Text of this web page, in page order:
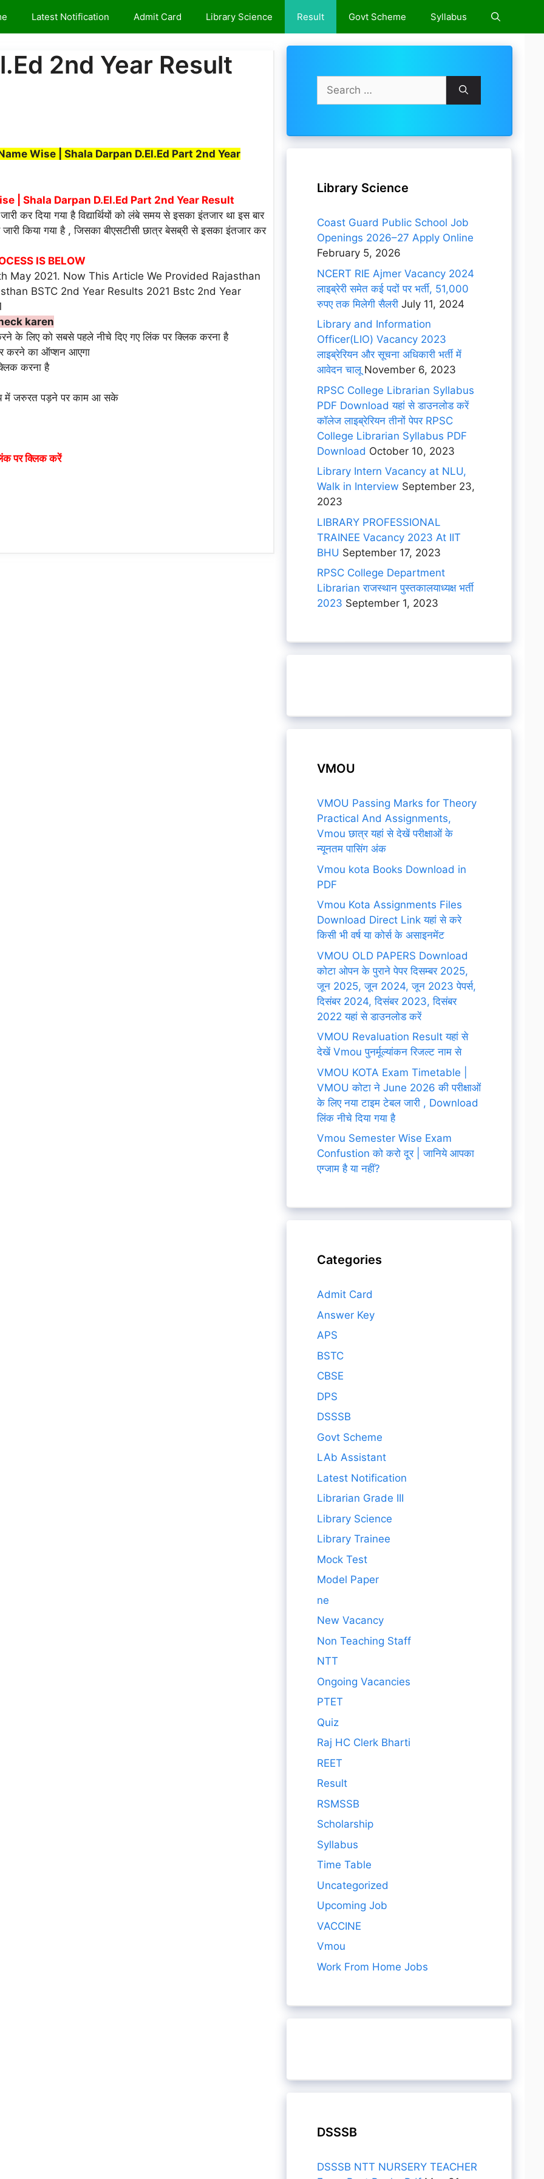
Latest Notification Admit Card Library Science Result Govt Scheme Syllabus
2nd Year Result
Wise | Shala Darpan D.El.Ed Part 2nd Year
| Shala Darpan D.El.Ed Part 2nd Year Result
कर दिया गया है विद्यार्थियों को लंबे समय से इसका इंतजार था इस बार
किया गया है , जिसका बीएसटीसी छात्र बेसब्री से इसका इंतजार कर
IS BELOW
May 2021. Now This Article We Provided Rajasthan
BSTC 2nd Year Results 2021 Bstc 2nd Year
karen
लिए को सबसे पहले नीचे दिए गए लिंक पर क्लिक करना है
करने का ऑप्शन आएगा
करना है
में जरुरत पड़ने पर काम आ सके
पर क्लिक करें
Search
for:
Library Science
Coast Guard Public School Job
Openings 2026–27 Apply Online
February 5, 2026
NCERT RIE Ajmer Vacancy 2024
लाइब्रेरी समेत कई पदों पर भर्ती, 51,000
रुपए तक मिलेगी सैलरी July 11, 2024
Library and Information
Officer(LIO) Vacancy 2023
लाइब्रेरियन और सूचना अधिकारी भर्ती में
आवेदन चालूNovember 6, 2023
RPSC College Librarian Syllabus
PDF Download यहां से डाउनलोड करें
कॉलेज लाइब्रेरियन तीनों पेपर RPSC
College Librarian Syllabus PDF
Download October 10, 2023
Library Intern Vacancy at NLU,
Walk in Interview September 23,
2023
LIBRARY PROFESSIONAL
TRAINEE Vacancy 2023 At IIT
BHU September 17, 2023
RPSC College Department
Librarian राजस्थान पुस्तकालयाध्यक्ष भर्ती
2023 September 1, 2023
VMOU
VMOU Passing Marks for Theory
Practical And Assignments,
Vmou छात्र यहां से देखें परीक्षाओं के
न्यूनतम पासिंग अंक
Vmou kota Books Download in
PDF
Vmou Kota Assignments Files
Download Direct Link यहां से करे
किसी भी वर्ष या कोर्स के असाइनमेंट
VMOU OLD PAPERS Download
कोटा ओपन के पुराने पेपर दिसम्बर 2025,
जून 2025, जून 2024, जून 2023 पेपर्स,
दिसंबर 2024, दिसंबर 2023, दिसंबर
2022 यहां से डाउनलोड करें
VMOU Revaluation Result यहां से
देखें Vmou पुनर्मूल्यांकन रिजल्ट नाम से
VMOU KOTA Exam Timetable |
VMOU कोटा ने June 2026 की परीक्षाओं
के लिए नया टाइम टेबल जारी , Download
लिंक नीचे दिया गया है
Vmou Semester Wise Exam
Confustion को करो दूर | जानिये आपका
एग्जाम है या नहीं?
Categories
Admit Card
Answer Key
APS
BSTC
CBSE
DPS
DSSSB
Govt Scheme
LAb Assistant
Latest Notification
Librarian Grade III
Library Science
Library Trainee
Mock Test
Model Paper
ne
New Vacancy
Non Teaching Staff
NTT
Ongoing Vacancies
PTET
Quiz
Raj HC Clerk Bharti
REET
Result
RSMSSB
Scholarship
Syllabus
Time Table
Uncategorized
Upcoming Job
VACCINE
Vmou
Work From Home Jobs
DSSSB
DSSSB NTT NURSERY TEACHER